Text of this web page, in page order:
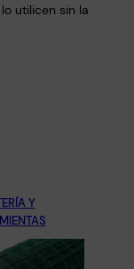
utilicen sin la
Y